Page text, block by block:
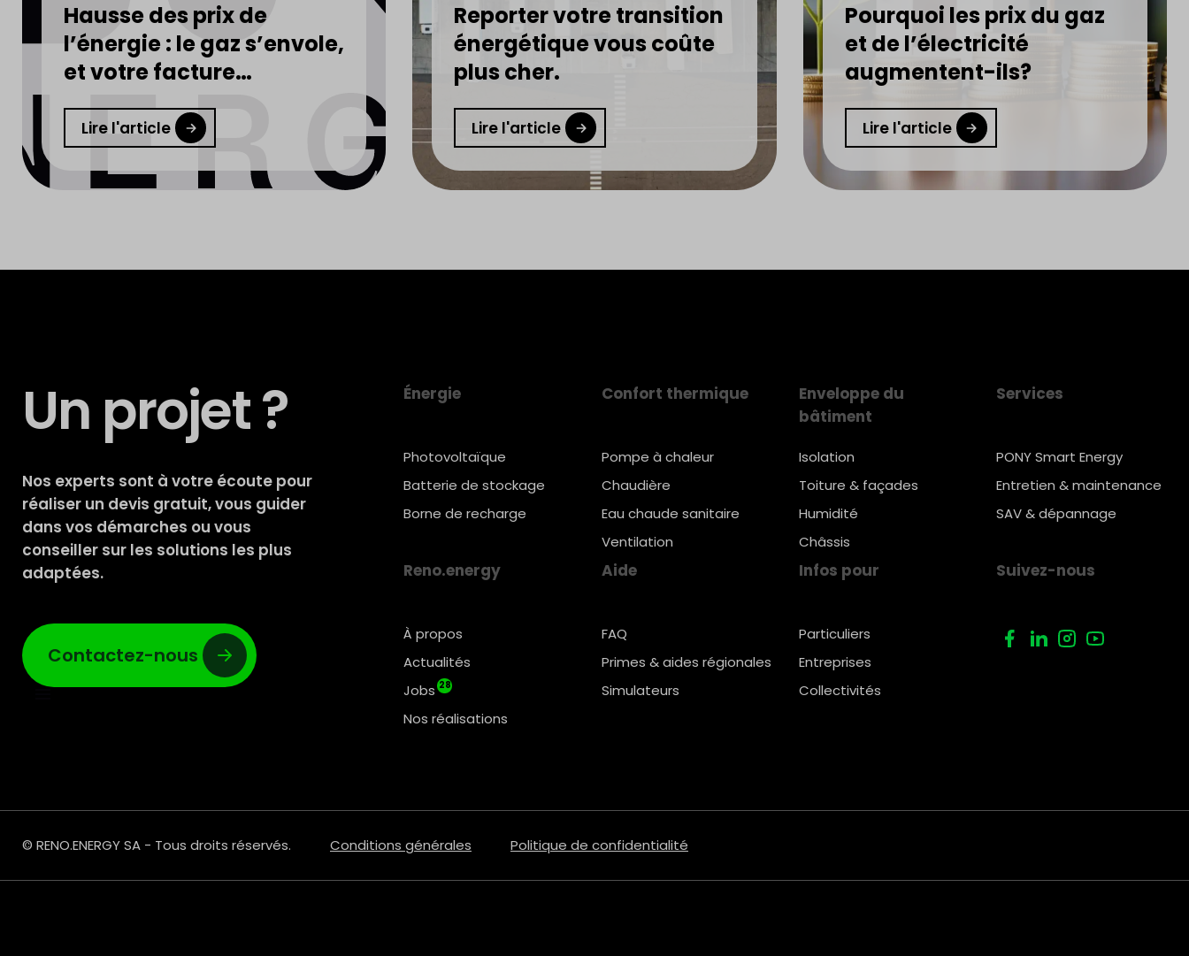
Hausse des prix de
l’énergie : le gaz s’envole,
et votre facture
d’électricité aussi
Lire l'article
Reporter votre transition
énergétique vous coûte
plus cher.
Lire l'article
Pourquoi les prix du gaz
et de l’électricité
augmentent-ils?
Lire l'article
Un projet ?
Nos experts sont à votre écoute pour
réaliser un devis gratuit, vous guider
dans vos démarches ou vous
conseiller sur les solutions les plus
adaptées.
Contactez-nous
Énergie
Photovoltaïque
Batterie de stockage
Borne de recharge
Confort thermique
Pompe à chaleur
Chaudière
Eau chaude sanitaire
Ventilation
Enveloppe du
bâtiment
Isolation
Toiture & façades
Humidité
Châssis
Services
PONY Smart Energy
Entretien & maintenance
SAV & dépannage
Reno.energy
À propos
Actualités
Jobs 28
Nos réalisations
Aide
FAQ
Primes & aides régionales
Simulateurs
Infos pour
Particuliers
Entreprises
Collectivités
Suivez-nous
© RENO.ENERGY SA - Tous droits réservés. Conditions générales Politique de confidentialité